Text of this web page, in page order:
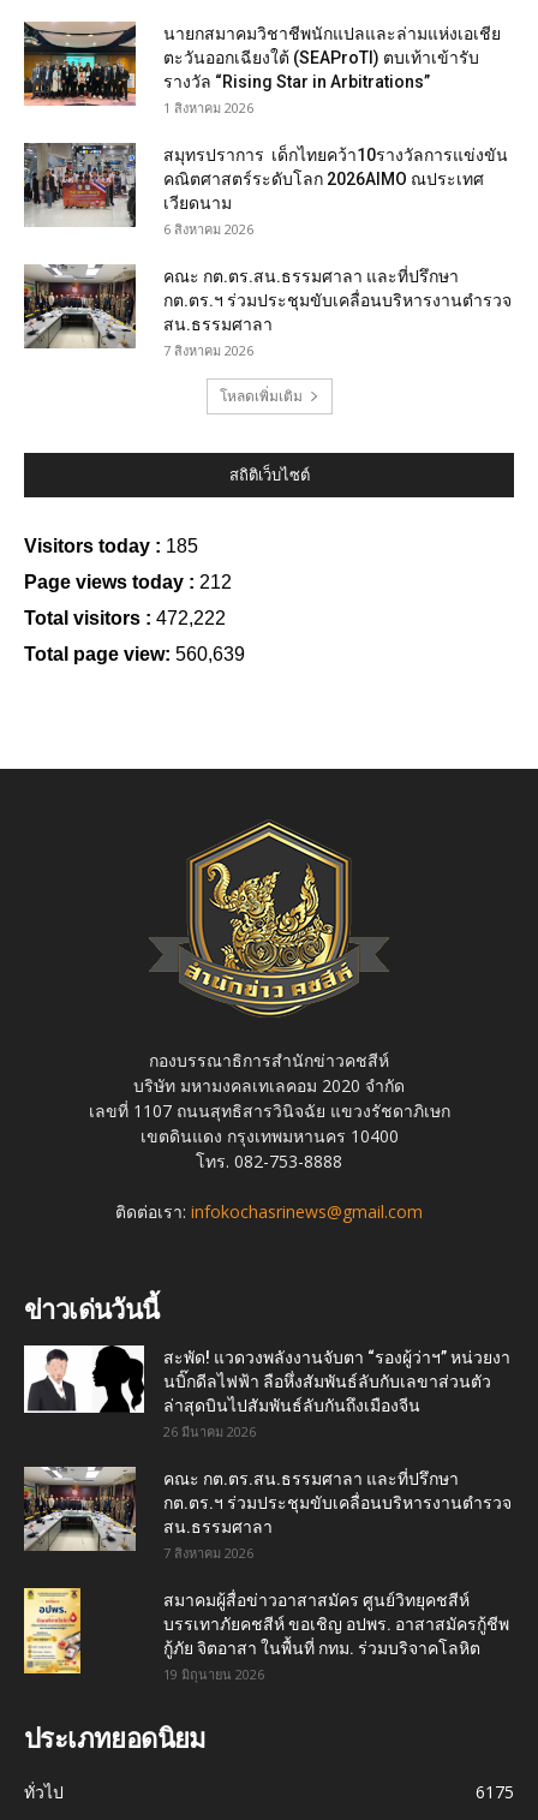
นายกสมาคมวิชาชีพนักแปลและล่ามแห่งเอเชีย
ตะวันออกเฉียงใต้ (SEAProTI) ตบเท้าเข้ารับ
รางวัล “Rising Star in Arbitrations”
1 สิงหาคม 2026
สมุทรปราการ เด็กไทยคว้า10รางวัลการแข่งขัน
คณิตศาสตร์ระดับโลก 2026AIMO ณประเทศ
เวียดนาม
6 สิงหาคม 2026
คณะ กต.ตร.สน.ธรรมศาลา และที่ปรึกษา
กต.ตร.ฯ ร่วมประชุมขับเคลื่อนบริหารงานตำรวจ
สน.ธรรมศาลา
7 สิงหาคม 2026
โหลดเพิ่มเติม
สถิติเว็บไซต์
Visitors today : 185
Page views today : 212
Total visitors : 472,222
Total page view: 560,639
กองบรรณาธิการสำนักข่าวคชสีห์
บริษัท มหามงคลเทเลคอม 2020 จำกัด
เลขที่ 1107 ถนนสุทธิสารวินิจฉัย แขวงรัชดาภิเษก
เขตดินแดง กรุงเทพมหานคร 10400
โทร. 082-753-8888
ติดต่อเรา: infokochasrinews@gmail.com
ข่าวเด่นวันนี้
สะพัด! แวดวงพลังงานจับตา “รองผู้ว่าฯ” หน่วยงา
นบิ๊กดีลไฟฟ้า ลือหึ่งสัมพันธ์ลับกับเลขาส่วนตัว
ล่าสุดบินไปสัมพันธ์ลับกันถึงเมืองจีน
26 มีนาคม 2026
คณะ กต.ตร.สน.ธรรมศาลา และที่ปรึกษา
กต.ตร.ฯ ร่วมประชุมขับเคลื่อนบริหารงานตำรวจ
สน.ธรรมศาลา
7 สิงหาคม 2026
สมาคมผู้สื่อข่าวอาสาสมัคร ศูนย์วิทยุคชสีห์
บรรเทาภัยคชสีห์ ขอเชิญ อปพร. อาสาสมัครกู้ชีพ
กู้ภัย จิตอาสา ในพื้นที่ กทม. ร่วมบริจาคโลหิต
19 มิถุนายน 2026
ประเภทยอดนิยม
ทั่วไป
6175